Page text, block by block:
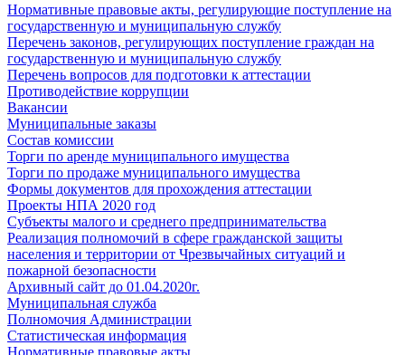
Нормативные правовые акты, регулирующие поступление на
государственную и муниципальную службу
Перечень законов, регулирующих поступление граждан на
государственную и муниципальную службу
Перечень вопросов для подготовки к аттестации
Противодействие коррупции
Вакансии
Муниципальные заказы
Состав комиссии
Торги по аренде муниципального имущества
Торги по продаже муниципального имущества
Формы документов для прохождения аттестации
Проекты НПА 2020 год
Субъекты малого и среднего предпринимательства
Реализация полномочий в сфере гражданской защиты
населения и территории от Чрезвычайных ситуаций и
пожарной безопасности
Архивный сайт до 01.04.2020г.
Муниципальная служба
Полномочия Администрации
Статистическая информация
Нормативные правовые акты